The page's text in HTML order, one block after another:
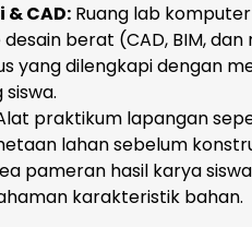
CAD: Ruang lab
berat (CAD, BIM, dan
yang dilengkapi dengan
praktikum lapangan
lahan sebelum
pameran hasil karya
karakteristik bahan.